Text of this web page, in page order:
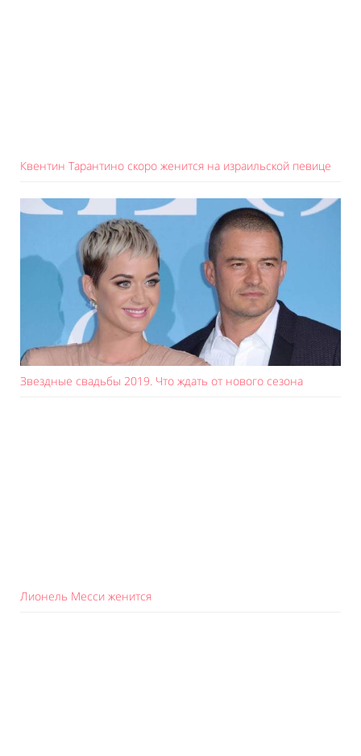
Квентин Тарантино скоро женится на израильской певице
Звездные свадьбы 2019. Что ждать от нового сезона
Лионель Месси женится